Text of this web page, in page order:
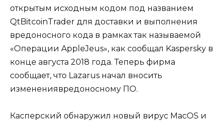
открытым исходным кодом под названием
QtBitcoinTrader для доставки и выполнения
вредоносного кода в рамках так называемой
«Операции AppleJeus», как сообщал Kaspersky в
конце августа 2018 года. Теперь фирма
сообщает, что Lazarus начал вносить
изменениявредоносному ПО.
Касперский обнаружил новый вирус MacOS и